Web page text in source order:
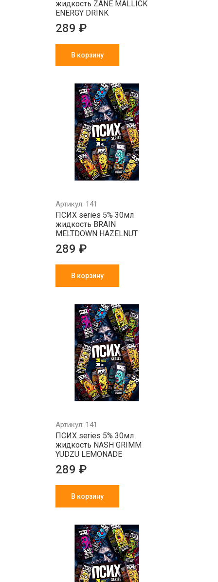
жидкость ZANE MALLICK
ENERGY DRINK
289 ₽
В корзину
Артикул: 141
ПСИХ series 5% 30мл
жидкость BRAIN
MELTDOWN HAZELNUT
289 ₽
В корзину
Артикул: 141
ПСИХ series 5% 30мл
жидкость NASH GRIMM
YUDZU LEMONADE
289 ₽
В корзину